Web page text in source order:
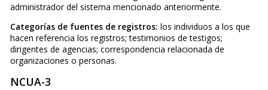
administrador del sistema mencionado anteriormente.
Categorías de fuentes de registros: los individuos a los que
hacen referencia los registros; testimonios de testigos;
dirigentes de agencias; correspondencia relacionada de
organizaciones o personas.
NCUA-3